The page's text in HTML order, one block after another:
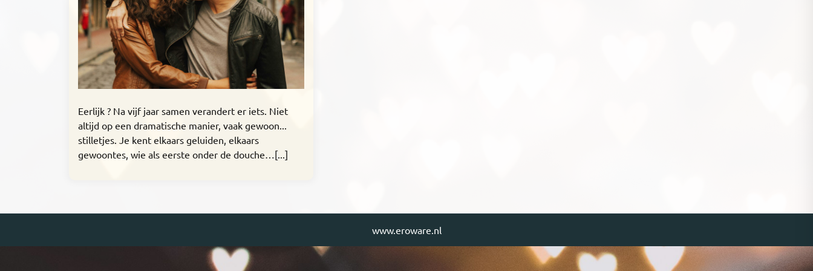
Eerlijk ? Na vijf jaar samen verandert er iets. Niet
altijd op een dramatische manier, vaak gewoon...
stilletjes. Je kent elkaars geluiden, elkaars
gewoontes, wie als eerste onder de douche…[...]
www.eroware.nl